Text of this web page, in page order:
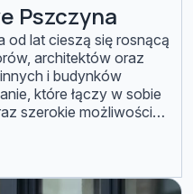
Pszczyna
od lat cieszą się rosnącą
architektów oraz
i budynków
które łączy w sobie
szerokie możliwości
się w
stalowych
potrzeb naszych
przybliżymy różne